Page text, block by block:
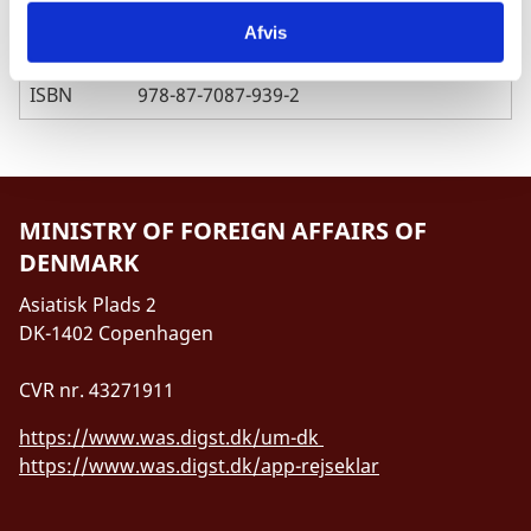
Afvis
ISBN
978-87-7087-939-2
MINISTRY OF FOREIGN AFFAIRS OF
DENMARK
Asiatisk Plads 2
DK-1402 Copenhagen
CVR nr. 43271911
https://www.was.digst.dk/um-dk
https://www.was.digst.dk/app-rejseklar